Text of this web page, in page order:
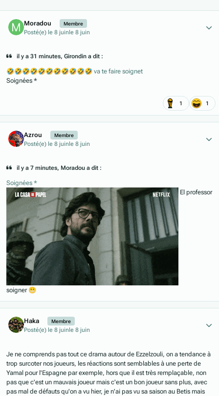
Moradou Membre
Posté(e) le 8 juinle 8 juin
il y a 31 minutes, Girondin a dit :
🤣🤣🤣🤣🤣🤣🤣🤣🤣🤣🤣 va te faire soignet
Soignées *
1 1
Azrou Membre
Posté(e) le 8 juinle 8 juin
il y a 7 minutes, Moradou a dit :
Soignées *
El professor
soigner 😬
Haka Membre
Posté(e) le 8 juinle 8 juin
Je ne comprends pas tout ce drama autour de Ezzelzouli, on a tendance à
trop surcoter nos joueurs, les réactions sont semblables à une perte de
Yamal pour l'Espagne par exemple, hors que il est très remplaçable, non
pas que c'est un mauvais joueur mais c'est un bon joueur sans plus, avec
pas mal de défauts qu'on a vu hier, je n'ai pas vu sa saison au Betis mais